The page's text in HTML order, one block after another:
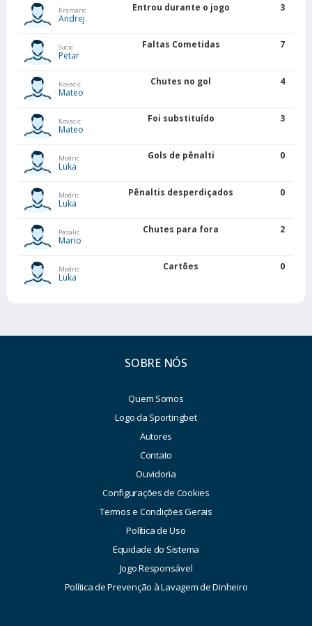
Kramaric
Andrej
Entrou durante o jogo 3
Sucic
Petar
Faltas Cometidas 7
Kovacic
Mateo
Chutes no gol 4
Kovacic
Mateo
Foi substituído 3
Modric
Luka
Gols de pênalti 0
Modric
Luka
Pênaltis desperdiçados 0
Pasalic
Mario
Chutes para fora 2
Modric
Luka
Cartões 0
SOBRE NÓS
Quem Somos
Logo da Sportingbet
Autores
Contato
Ouvidoria
Configurações de Cookies
Termos e Condições Gerais
Política de Uso
Equidade do Sistema
Jogo Responsável
Política de Prevenção à Lavagem de Dinheiro